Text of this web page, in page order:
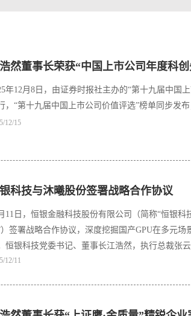
然董事长荣获“中国上市公司年度科
年12月8日，由证券时报社主办的“第十九届中国
，“第十九届中国上市公司价值评选”榜单同步发
12/15
科技与沐曦股份签署战略合作协议
11日，恒银金融科技股份有限公司（简称“恒银
）签署战略合作协议，深度挖掘国产GPU在多元
恒银科技党委书记、董事长江浩然，执行总裁张
式。
12/11